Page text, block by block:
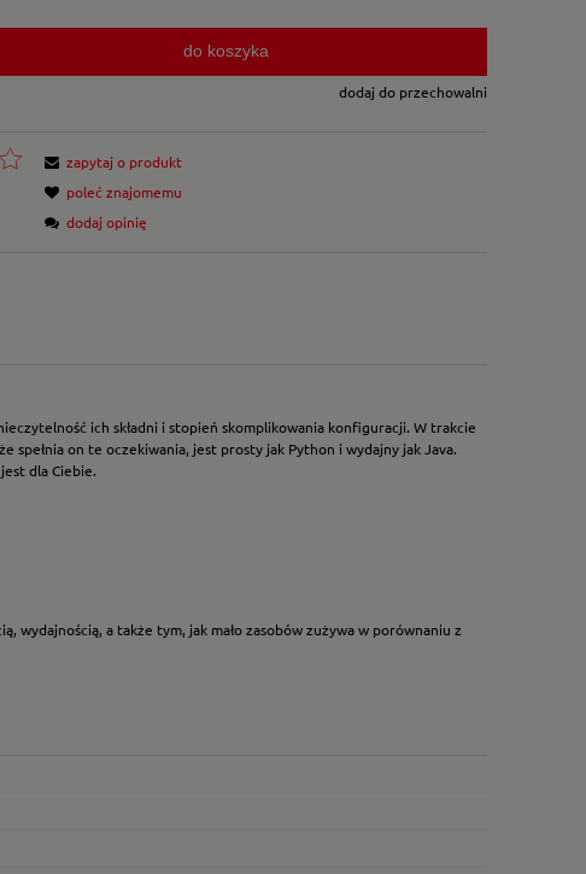
do koszyka
dodaj do przechowalni
zapytaj o produkt
poleć znajomemu
dodaj opinię
ich składni i stopień skomplikowania konfiguracji. W trakcie
on te oczekiwania, jest prosty jak Python i wydajny jak Java.
dla Ciebie.
wydajnością, a także tym, jak mało zasobów zużywa w porównaniu z